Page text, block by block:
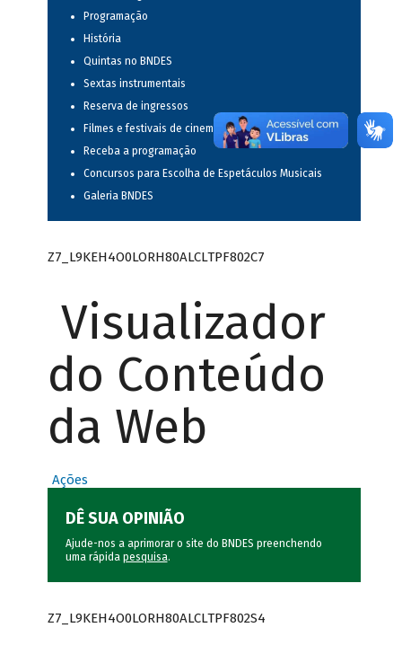
Programação
História
Quintas no BNDES
Sextas instrumentais
Reserva de ingressos
Filmes e festivais de cinema
Receba a programação
Concursos para Escolha de Espetáculos Musicais
Galeria BNDES
Z7_L9KEH4O0LORH80ALCLTPF802C7
Visualizador
do Conteúdo
da Web
Ações
DÊ SUA OPINIÃO
Ajude-nos a aprimorar o site do BNDES preenchendo
uma rápida pesquisa.
Z7_L9KEH4O0LORH80ALCLTPF802S4